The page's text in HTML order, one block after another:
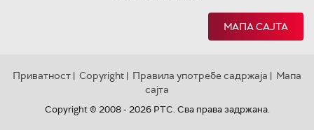
МАПА САЈТА
Приватност | Copyright | Правила употребе садржаја | Мапа
сајта
Copyright © 2008 - 2026 РТС. Сва права задржана.